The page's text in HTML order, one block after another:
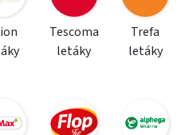
Tescoma
letáky
Trefa
letáky